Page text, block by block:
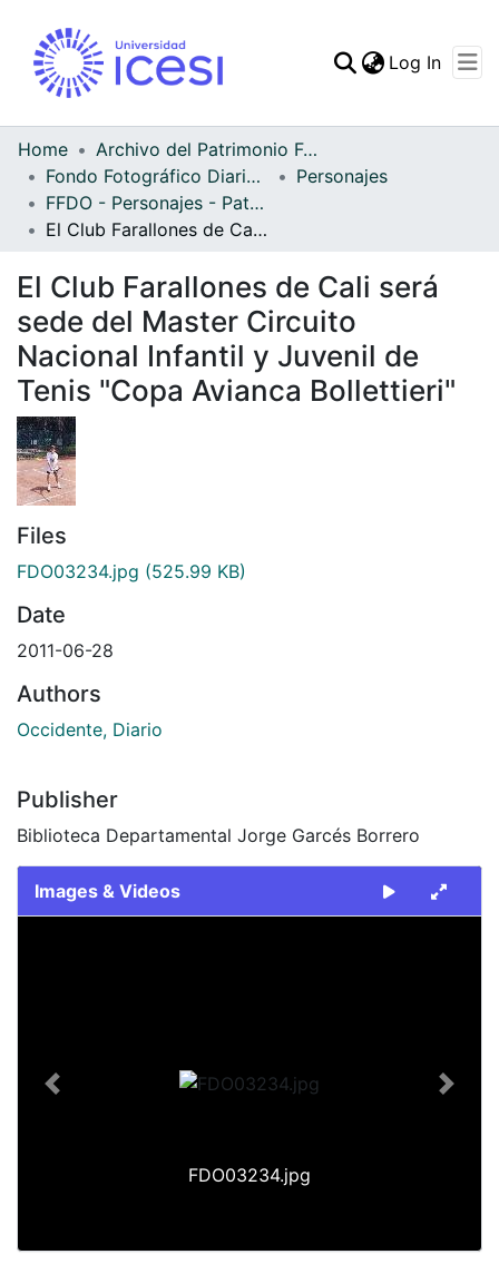
Statistics
Log In
Home
Archivo del Patrimonio Fotográfico y Fílmico del Valle del Cauca
Fondo Fotográfico Diario Occidente
Personajes
FFDO - Personajes - Patrimonial
El Club Farallones de Cali será sede del Master Circuito Nacional Infantil y Juvenil de Tenis "Copa Avianca Bollettieri"
El Club Farallones de Cali será
sede del Master Circuito
Nacional Infantil y Juvenil de
Tenis "Copa Avianca Bollettieri"
Files
FDO03234.jpg (525.99 KB)
Date
2011-06-28
Authors
Occidente, Diario
Publisher
Biblioteca Departamental Jorge Garcés Borrero
Images & Videos
FDO03234.jpg
Previous Next